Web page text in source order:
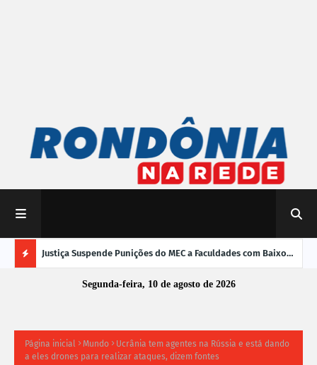
Justiça Suspende Punições do MEC a Faculdades com Baixo
Desempenho no Enamed
Segunda-feira, 10 de agosto de 2026
Página inicial Mundo
Ucrânia tem agentes na Rússia e está dando
a eles drones para realizar ataques, dizem fontes